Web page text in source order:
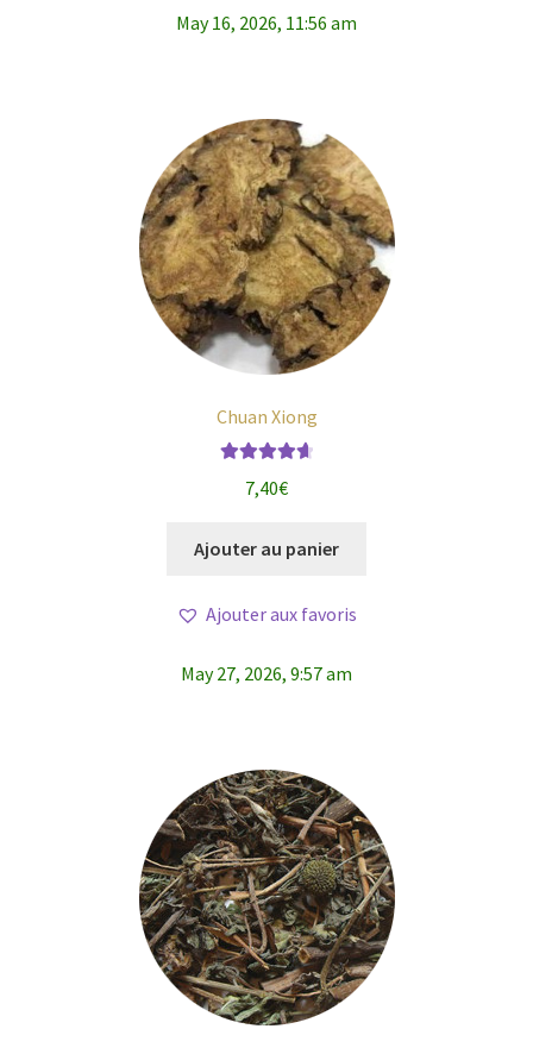
May 16, 2026, 11:56 am
Chuan Xiong
sur 5
7,40€
Ajouter au panier
Ajouter aux favoris
May 27, 2026, 9:57 am